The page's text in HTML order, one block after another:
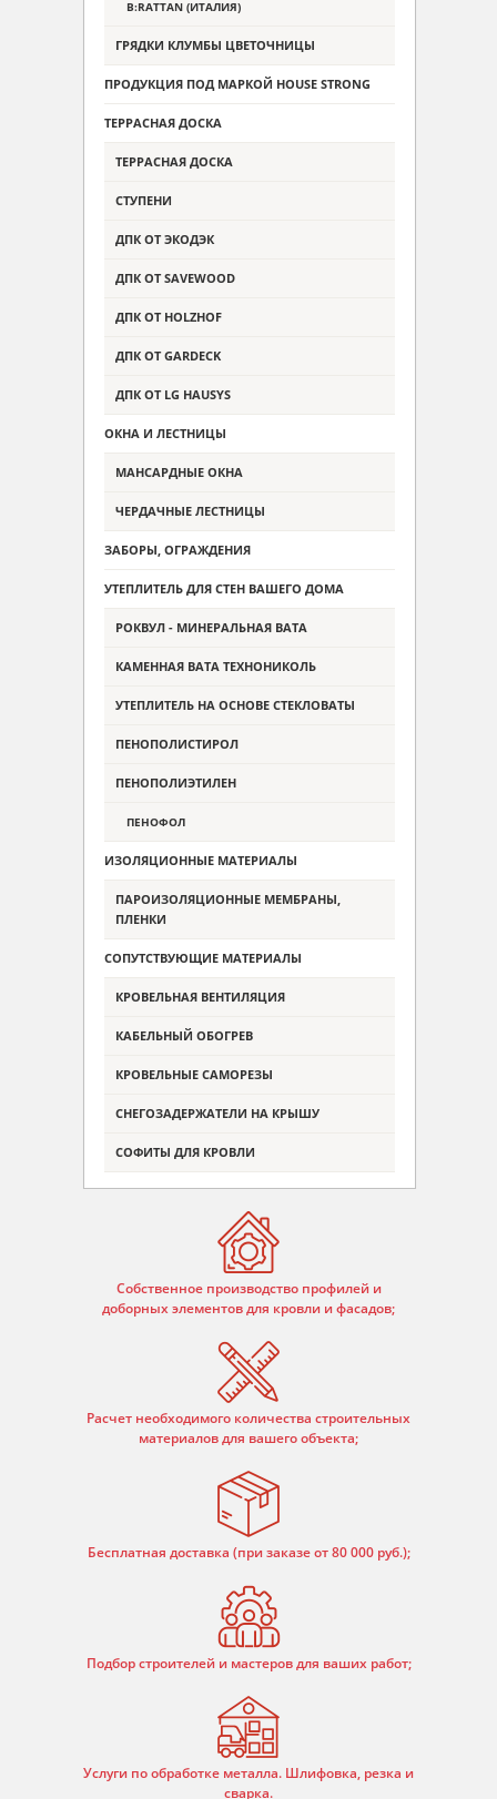
B:RATTAN (ИТАЛИЯ)
ГРЯДКИ КЛУМБЫ ЦВЕТОЧНИЦЫ
ПРОДУКЦИЯ ПОД МАРКОЙ HOUSE STRONG
ТЕРРАСНАЯ ДОСКА
ТЕРРАСНАЯ ДОСКА
СТУПЕНИ
ДПК ОТ ЭКОДЭК
ДПК ОТ SAVEWOOD
ДПК ОТ HOLZHOF
ДПК ОТ GARDECK
ДПК ОТ LG HAUSYS
ОКНА И ЛЕСТНИЦЫ
МАНСАРДНЫЕ ОКНА
ЧЕРДАЧНЫЕ ЛЕСТНИЦЫ
ЗАБОРЫ, ОГРАЖДЕНИЯ
УТЕПЛИТЕЛЬ ДЛЯ СТЕН ВАШЕГО ДОМА
РОКВУЛ - МИНЕРАЛЬНАЯ ВАТА
КАМЕННАЯ ВАТА ТЕХНОНИКОЛЬ
УТЕПЛИТЕЛЬ НА ОСНОВЕ СТЕКЛОВАТЫ
ПЕНОПОЛИСТИРОЛ
ПЕНОПОЛИЭТИЛЕН
ПЕНОФОЛ
ИЗОЛЯЦИОННЫЕ МАТЕРИАЛЫ
ПАРОИЗОЛЯЦИОННЫЕ МЕМБРАНЫ,
ПЛЕНКИ
СОПУТСТВУЮЩИЕ МАТЕРИАЛЫ
КРОВЕЛЬНАЯ ВЕНТИЛЯЦИЯ
КАБЕЛЬНЫЙ ОБОГРЕВ
КРОВЕЛЬНЫЕ САМОРЕЗЫ
СНЕГОЗАДЕРЖАТЕЛИ НА КРЫШУ
СОФИТЫ ДЛЯ КРОВЛИ
Собственное производство профилей и
доборных элементов для кровли и фасадов;
Расчет необходимого количества строительных
материалов для вашего объекта;
Бесплатная доставка (при заказе от 80 000 руб.);
Подбор строителей и мастеров для ваших работ;
Услуги по обработке металла. Шлифовка, резка и
сварка.